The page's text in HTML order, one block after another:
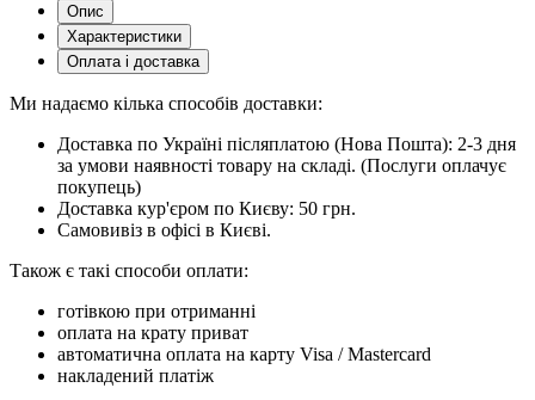
Опис
Характеристики
Оплата і доставка
Ми надаємо кілька способів доставки:
Доставка по Україні післяплатою (Нова Пошта): 2-3 дня
за умови наявності товару на складі. (Послуги оплачує
покупець)
Доставка кур'єром по Києву: 50 грн.
Самовивіз в офісі в Києві.
Також є такі способи оплати:
готівкою при отриманні
оплата на крату приват
автоматична оплата на карту Visa / Mastercard
накладений платіж